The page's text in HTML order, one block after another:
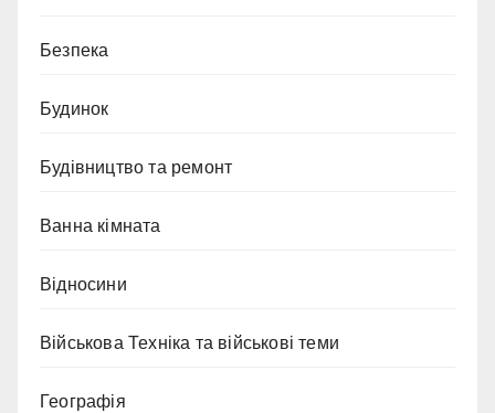
Безпека
Будинок
Будівництво та ремонт
Ванна кімната
Відносини
Військова Техніка та військові теми
Географія